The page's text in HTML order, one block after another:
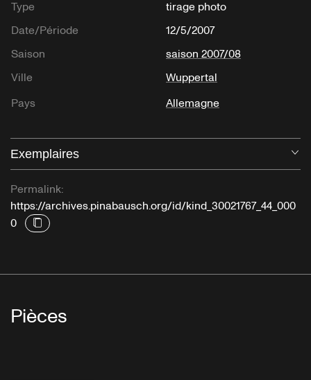
Type
tirage photo
Date/Période
12/5/2007
Saison
saison 2007/08
Ville
Wuppertal
Pays
Allemagne
Exemplaires
Permalink:
https://archives.pinabausch.org/id/kind_30021767_44_000
0
Pièces